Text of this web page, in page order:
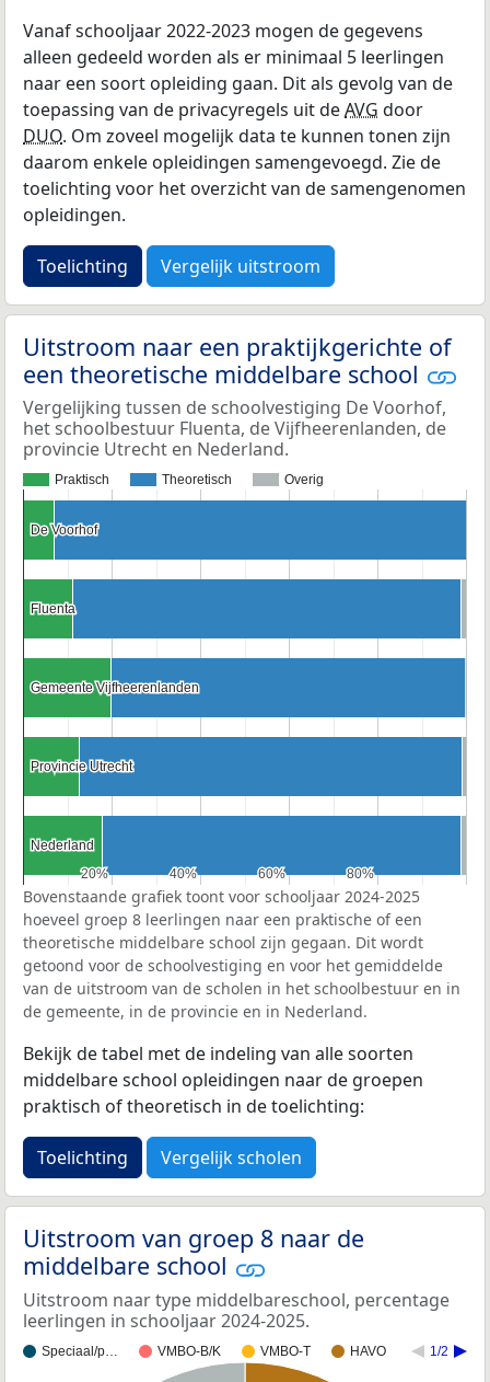
Vanaf schooljaar 2022-2023 mogen de gegevens
alleen gedeeld worden als er minimaal 5 leerlingen
naar een soort opleiding gaan. Dit als gevolg van de
toepassing van de privacyregels uit deAVG door
DUO. Om zoveel mogelijk data te kunnen tonen zijn
daarom enkele opleidingen samengevoegd. Zie de
toelichting voor het overzicht van de samengenomen
opleidingen.
Toelichting Vergelijk uitstroom
Uitstroom naar een praktijkgerichte of
een theoretische middelbare school
Vergelijking tussen de schoolvestiging De Voorhof,
het schoolbestuur Fluenta, de Vijfheerenlanden, de
provincie Utrecht en Nederland.
Praktisch Theoretisch Overig
20%
20% 40%
40% 60%
60% 80%
80%
De Voorhof
De Voorhof
Fluenta
Fluenta
Gemeente Vijfheerenlanden
Gemeente Vijfheerenlanden
Provincie Utrecht
Provincie Utrecht
Nederland
Nederland
Bovenstaande grafiek toont voor schooljaar 2024-2025
hoeveel groep 8 leerlingen naar een praktische of een
theoretische middelbare school zijn gegaan. Dit wordt
getoond voor de schoolvestiging en voor het gemiddelde
van de uitstroom van de scholen in het schoolbestuur en in
de gemeente, in de provincie en in Nederland.
Bekijk de tabel met de indeling van alle soorten
middelbare school opleidingen naar de groepen
praktisch of theoretisch in de toelichting:
Toelichting Vergelijk scholen
Uitstroom van groep 8 naar de
middelbare school
Uitstroom naar type middelbareschool, percentage
leerlingen in schooljaar 2024-2025.
Speciaal/p… VMBO-B/K VMBO-T HAVO 1/2